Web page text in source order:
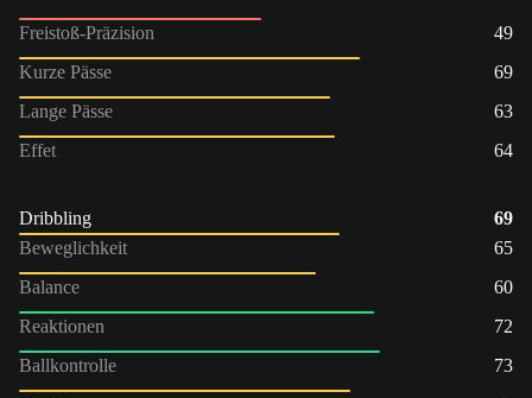
Freistoß-Präzision
49
Kurze Pässe
69
Lange Pässe
63
Effet
64
Dribbling
69
Beweglichkeit
65
Balance
60
Reaktionen
72
Ballkontrolle
73